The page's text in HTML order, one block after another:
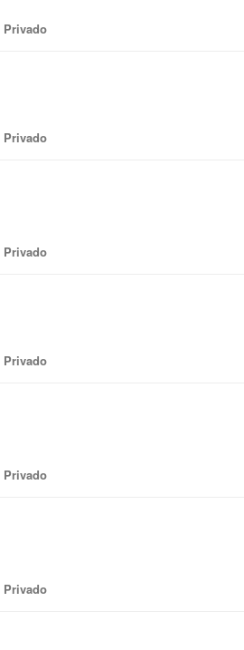
Privado
Privado
Privado
Privado
Privado
Privado